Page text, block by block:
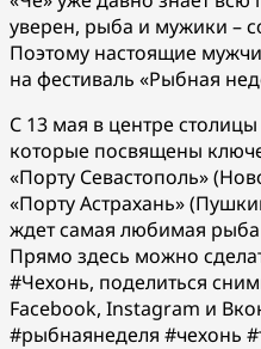
уверен, рыба и мужики –
Поэтому настоящие
на фестиваль «Рыбная
С 13 мая в центре
которые посвящены
«Порту Севастополь»
«Порту Астрахань»
ждет самая любимая рыба
Прямо здесь можно
#Чехонь, поделиться
Facebook, Instagram и
#рыбнаянеделя #чехонь